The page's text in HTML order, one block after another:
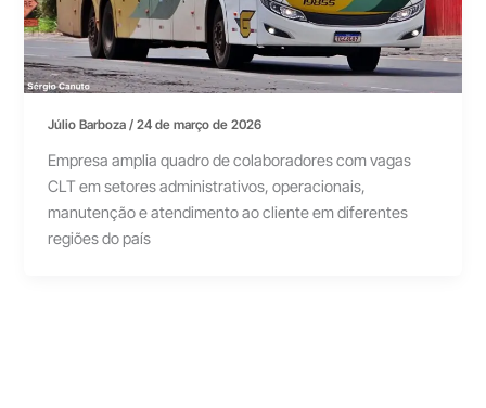
Júlio Barboza/24 de março de 2026
Empresa amplia quadro de colaboradores com vagas
CLT em setores administrativos, operacionais,
manutenção e atendimento ao cliente em diferentes
regiões do país